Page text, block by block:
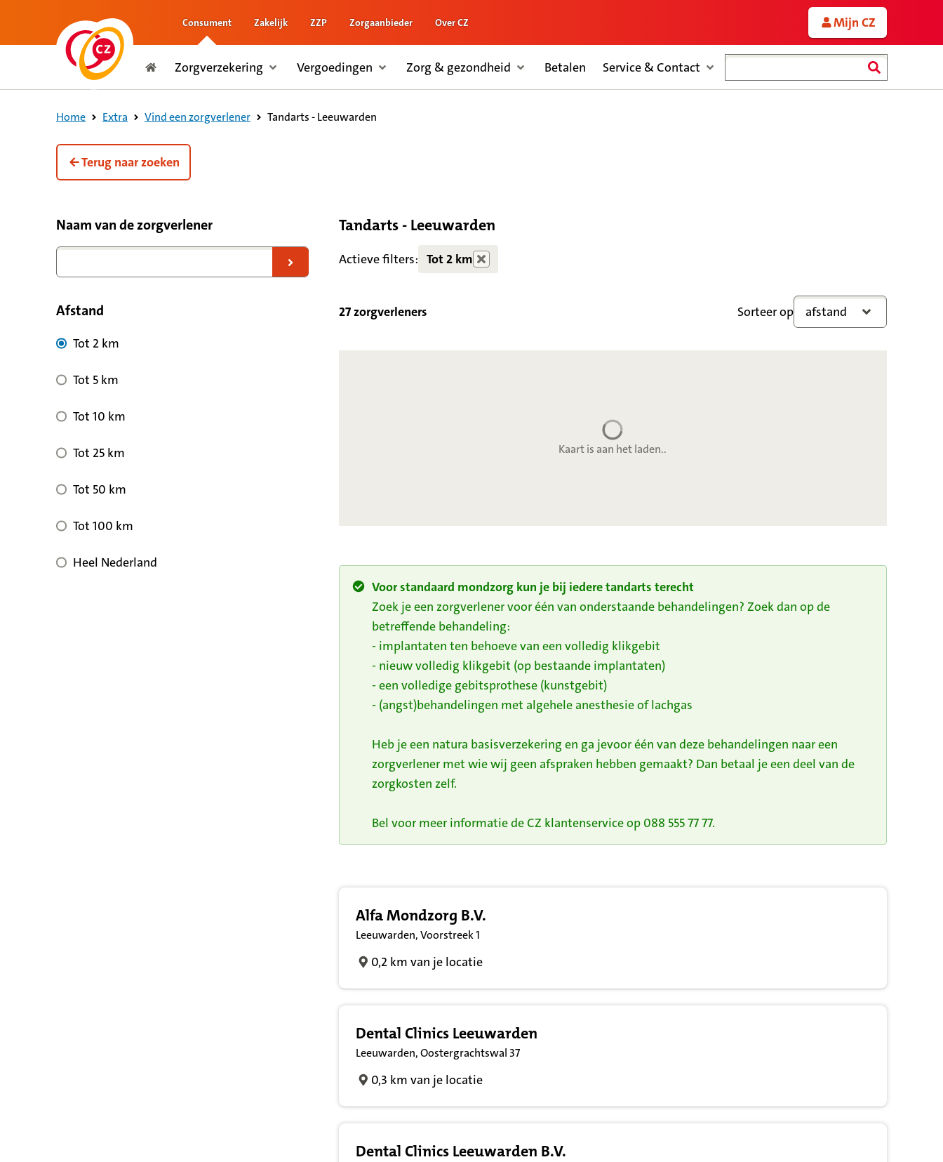
de inhoud
Consument Zakelijk ZZP Zorgaanbieder Over CZ Mijn CZ
Consument
Zorgverzekering Vergoedingen Zorg & gezondheid Betalen Service & Contact
Home Extra Vind een zorgverlener Tandarts - Leeuwarden
Terug naar zoeken
Tandarts - Leeuwarden
Naar zoekresultaten
Filteropties voor zorgverleners
Naam van de zorgverlener
Afstand
Tot 2 km
Tot 5 km
Tot 10 km
Tot 25 km
Tot 50 km
Tot 100 km
Heel Nederland
Actieve filters: Tot 2 km
Kaart is aan het laden..
27 zorgverleners Sorteer op afstand
Voor standaard mondzorg kun je bij iedere tandarts terecht
Zoek je een zorgverlener voor één van onderstaande behandelingen? Zoek dan op de
betreffende behandeling:
- implantaten ten behoeve van een volledig klikgebit
- nieuw volledig klikgebit (op bestaande implantaten)
- een volledige gebitsprothese (kunstgebit)
- (angst)behandelingen met algehele anesthesie of lachgas
Heb je een natura basisverzekering en ga jevoor één van deze behandelingen naar een
zorgverlener met wie wij geen afspraken hebben gemaakt? Dan betaal je een deel van de
zorgkosten zelf.
Bel voor meer informatie de CZ klantenservice op 088 555 77 77.
Alfa Mondzorg B.V.
Leeuwarden, Voorstreek 1
0,2 km van je locatie
Dental Clinics Leeuwarden
Leeuwarden, Oostergrachtswal 37
0,3 km van je locatie
Dental Clinics Leeuwarden B.V.